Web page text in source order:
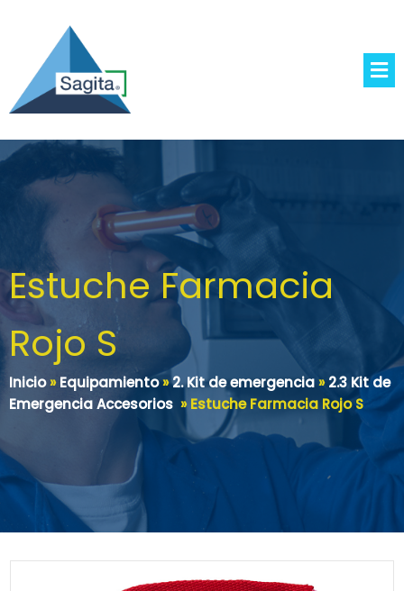
Estuche Farmacia
Rojo S
Inicio»Equipamiento»2. Kit de emergencia»2.3 Kit de
Emergencia Accesorios »Estuche Farmacia Rojo S